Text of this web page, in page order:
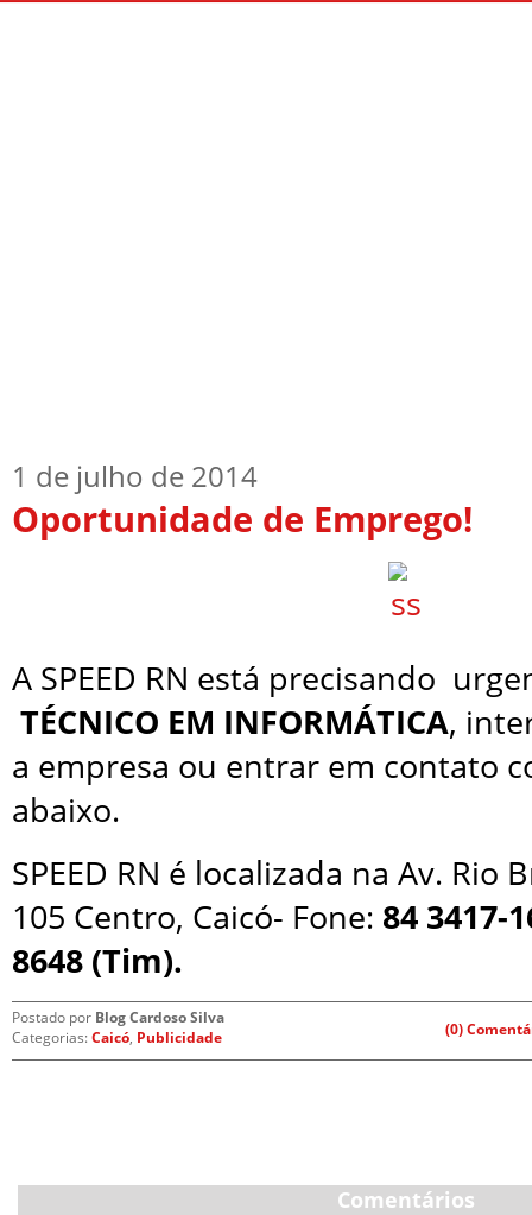
1 de julho de 2014
Oportunidade de Emprego!
A SPEED RN está precisando
TÉCNICO EM INFORMÁTICA,
a empresa ou entrar em contato
abaixo.
SPEED RN é localizada na Av. Rio
105 Centro, Caicó- Fone: 84 3417-
8648 (Tim).
Postado por Blog Cardoso Silva
Categorias:Caicó, Publicidade (0)
Comentários